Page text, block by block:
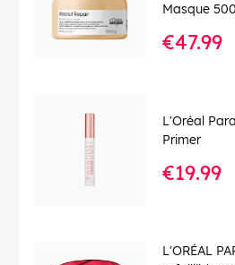
Masque
€47.99
L'Oréal
Primer
€19.99
L'ORÉAL